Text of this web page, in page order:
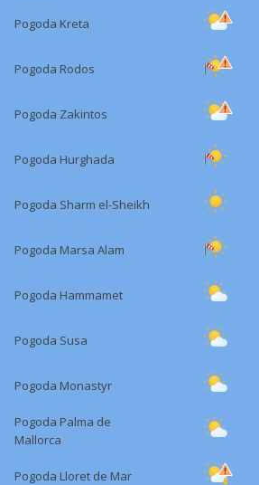
Pogoda Kreta
Pogoda Rodos
Pogoda Zakintos
Pogoda Hurghada
Pogoda Sharm el-Sheikh
Pogoda Marsa Alam
Pogoda Hammamet
Pogoda Susa
Pogoda Monastyr
Pogoda Palma de
Mallorca
Pogoda Lloret de Mar